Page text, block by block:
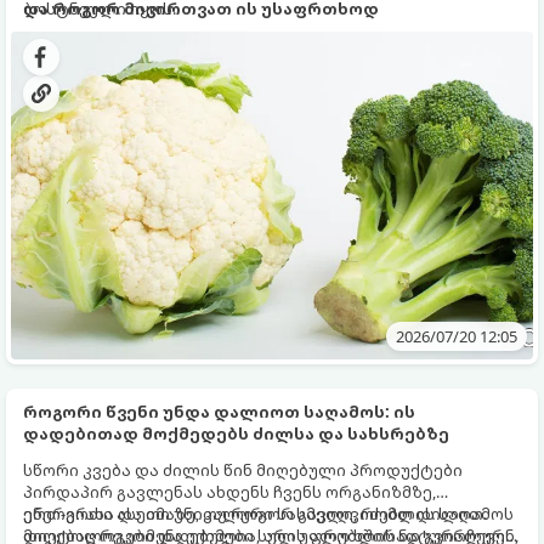
ბოსტნეული იყოს.
და როგორ მივირთვათ ის უსაფრთხოდ
2026/07/20 12:05
როგორი წვენი უნდა დალიოთ საღამოს: ის
დადებითად მოქმედებს ძილსა და სახსრებზე
სწორი კვება და ძილის წინ მიღებული პროდუქტები
პირდაპირ გავლენას ახდენს ჩვენს ორგანიზმზე,
ენერგიასა და იმაზე, თუ როგორ გავიღვიძებთ დილით.
დიეტოლოგები და ექიმები სულ უფრო ხშირად გვირჩევენ,
ერთ-ერთი ასეთი უნიკალური სასმელი, რომლის საღამოს
მიღებაც რეკომენდებულია, არის ალუბლის ნატურალური